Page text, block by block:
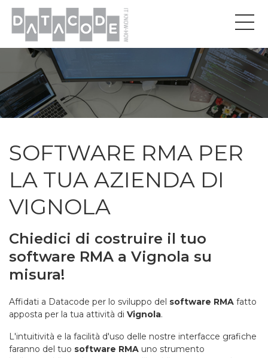
SOFTWARE RMA PER
LA TUA AZIENDA DI
VIGNOLA
Chiedici di costruire il tuo
software RMA a Vignola su
misura!
Affidati a Datacode per lo sviluppo del software RMA fatto
apposta per la tua attività di Vignola.
L'intuitività e la facilità d'uso delle nostre interfacce grafiche
faranno del tuo software RMA uno strumento